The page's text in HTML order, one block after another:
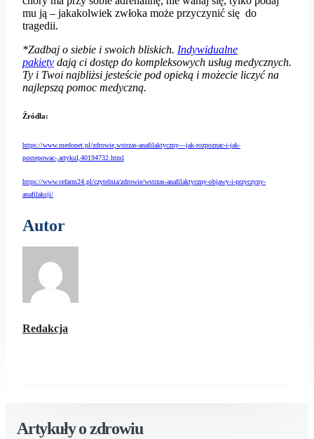
mu ją – jakakolwiek zwłoka może przyczynić się do
tragedii.
*Zadbaj o siebie i swoich bliskich. Indywidualne
pakiety dają ci dostęp do kompleksowych usług medycznych.
Ty i Twoi najbliżsi jesteście pod opieką i możecie liczyć na
najlepszą pomoc medyczną.
Źródła:
https://www.medonet.pl/zdrowie,wstrzas-anafilaktyczny—jak-rozpoznac-i-jak-
postepowac-,artykul,40194732.html
https://www.cefarm24.pl/czytelnia/zdrowie/wstrzas-anafilaktyczny-objawy-i-przyczyny-
anafilaksji/
Autor
Redakcja
Artykuły o zdrowiu